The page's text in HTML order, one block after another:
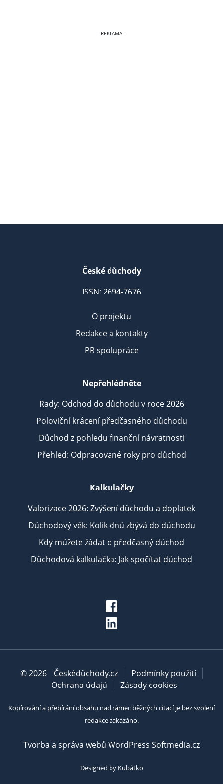
České důchody
ISSN: 2694-7676
O projektu
Redakce a kontakty
PR spolupráce
Nepřehlédněte
Rady: Odchod do důchodu v roce 2026
Poloviční krácení předčasného důchodu
Důchod z pohledu finanční návratnosti
Přehled: Odpracované roky pro důchod
Kalkulačky
Valorizace 2026: Zvýšení důchodu a doplatek
Důchodový věk: Kolik dnů zbývá do důchodu
Kdy můžete žádat o předčasný důchod
Důchodová kalkulačka: Jak spočítat důchod
© 2026 Českédůchody.cz
Podmínky použití
Ochrana údajů
Zásady cookies
Kopírování a přebírání obsahu nad rámec běžných citací je bez svolení
redakce zakázáno.
Tvorba a správa webů WordPress Softmedia.cz
Designed by Kubátko